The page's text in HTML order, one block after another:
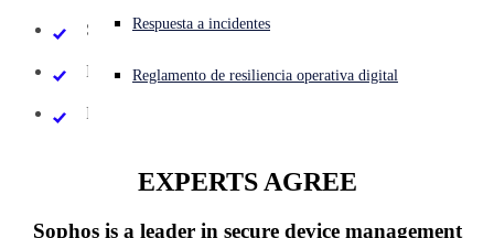
Respuesta a incidentes
Reglamento de resiliencia operativa digital
Seguridad sin invadir la privacidad de los usuarios
Dispositivos propiedad de la empresa o BYOD
Fácil de configurar, administrar y mantener
EXPERTS AGREE
Sophos is a leader in secure device management